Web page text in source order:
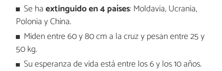
Se haextinguido en 4 países: Moldavia, Ucrania,
Polonia y China.
Miden entre 60 y 80 cm a la cruz y pesan entre 25 y
50 kg.
Su esperanza de vida está entre los 6 y los 10 años.